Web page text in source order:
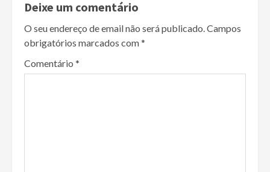
Deixe um comentário
O seu endereço de email não será publicado.Campos
obrigatórios marcados com*
Comentário *